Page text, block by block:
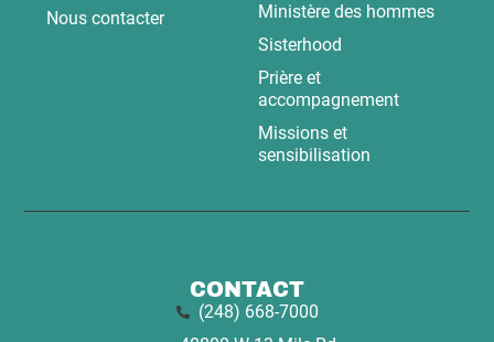
Nous contacter
Ministère des hommes
Sisterhood
Prière et
accompagnement
Missions et
sensibilisation
CONTACT
(248) 668-7000